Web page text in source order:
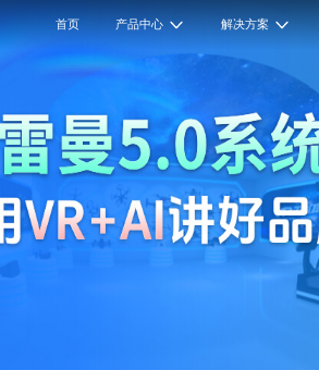
首页 产品中心 解决方案